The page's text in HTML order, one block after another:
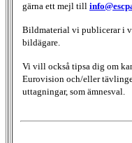
gärna ett mejl till
Bildmaterial vi publicerar i
bildägare.
Vi vill också tipsa dig om
Eurovision och/eller
uttagningar, som ämnesval.